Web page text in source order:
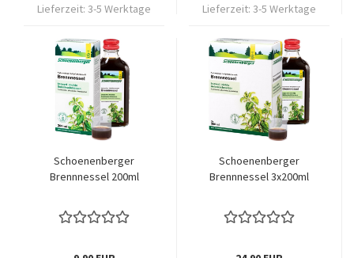
Lieferzeit: 3-5 Werktage Lieferzeit: 3-5 Werktage
Schoenenberger
Brennnessel 200ml
Schoenenberger
Brennnessel 3x200ml